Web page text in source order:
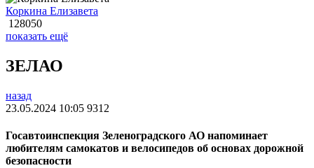
Коркина Елизавета
128050
показать ещё
ЗЕЛАО
назад
23.05.2024 10:05 9312
Госавтоинспекция Зеленоградского АО напоминает
любителям самокатов и велосипедов об основах дорожной
безопасности